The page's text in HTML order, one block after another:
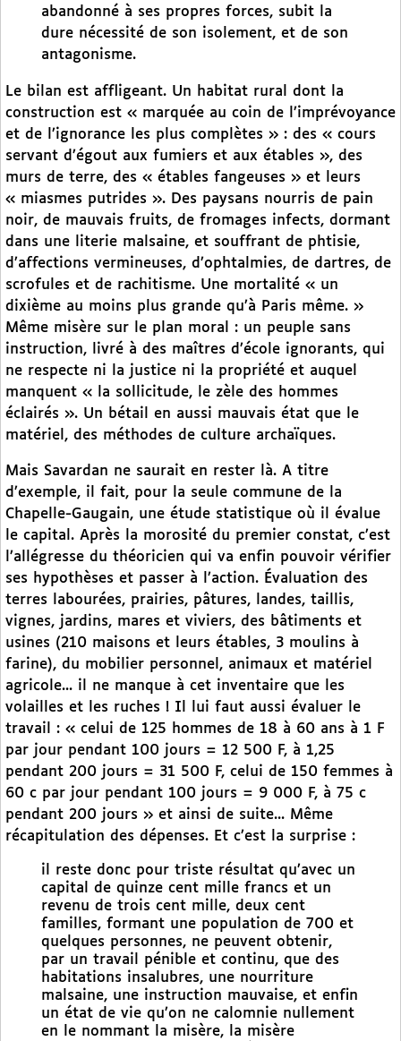
abandonné à ses propres forces, subit la
dure nécessité de son isolement, et de son
antagonisme.
Le bilan est affligeant. Un habitat rural dont la
construction est « marquée au coin de l’imprévoyance
et de l’ignorance les plus complètes » : des « cours
servant d’égout aux fumiers et aux étables », des
murs de terre, des « étables fangeuses » et leurs
« miasmes putrides ». Des paysans nourris de pain
noir, de mauvais fruits, de fromages infects, dormant
dans une literie malsaine, et souffrant de phtisie,
d’affections vermineuses, d’ophtalmies, de dartres, de
scrofules et de rachitisme. Une mortalité « un
dixième au moins plus grande qu’à Paris même. »
Même misère sur le plan moral : un peuple sans
instruction, livré à des maîtres d’école ignorants, qui
ne respecte ni la justice ni la propriété et auquel
manquent « la sollicitude, le zèle des hommes
éclairés ». Un bétail en aussi mauvais état que le
matériel, des méthodes de culture archaïques.
Mais Savardan ne saurait en rester là. A titre
d’exemple, il fait, pour la seule commune de la
Chapelle-Gaugain, une étude statistique où il évalue
le capital. Après la morosité du premier constat, c’est
l’allégresse du théoricien qui va enfin pouvoir vérifier
ses hypothèses et passer à l’action. Évaluation des
terres labourées, prairies, pâtures, landes, taillis,
vignes, jardins, mares et viviers, des bâtiments et
usines (210 maisons et leurs étables, 3 moulins à
farine), du mobilier personnel, animaux et matériel
agricole... il ne manque à cet inventaire que les
volailles et les ruches ! Il lui faut aussi évaluer le
travail : « celui de 125 hommes de 18 à 60 ans à 1 F
par jour pendant 100 jours = 12 500 F, à 1,25
pendant 200 jours = 31 500 F, celui de 150 femmes à
60 c par jour pendant 100 jours = 9 000 F, à 75 c
pendant 200 jours » et ainsi de suite... Même
récapitulation des dépenses. Et c’est la surprise :
il reste donc pour triste résultat qu’avec un
capital de quinze cent mille francs et un
revenu de trois cent mille, deux cent
familles, formant une population de 700 et
quelques personnes, ne peuvent obtenir,
par un travail pénible et continu, que des
habitations insalubres, une nourriture
malsaine, une instruction mauvaise, et enfin
un état de vie qu’on ne calomnie nullement
en le nommant la misère, la misère